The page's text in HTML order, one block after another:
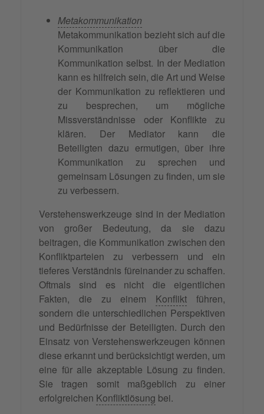
Metakommunikation
Metakommunikation bezieht sich auf die
Kommunikation über die
Kommunikation selbst. In der Mediation
kann es hilfreich sein, die Art und Weise
der Kommunikation zu reflektieren und
zu besprechen, um mögliche
Missverständnisse oder Konflikte zu
klären. Der Mediator kann die
Beteiligten dazu ermutigen, über ihre
Kommunikation zu sprechen und
gemeinsam Lösungen zu finden, um sie
zu verbessern.
Verstehenswerkzeuge sind in der Mediation
von großer Bedeutung, da sie dazu
beitragen, die Kommunikation zwischen den
Konfliktparteien zu verbessern und ein
tieferes Verständnis füreinander zu schaffen.
Oftmals sind es nicht die eigentlichen
Fakten, die zu einem Konflikt führen,
sondern die unterschiedlichen Perspektiven
und Bedürfnisse der Beteiligten. Durch den
Einsatz von Verstehenswerkzeugen können
diese erkannt und berücksichtigt werden, um
eine für alle akzeptable Lösung zu finden.
Sie tragen somit maßgeblich zu einer
erfolgreichen Konfliktlösung bei.